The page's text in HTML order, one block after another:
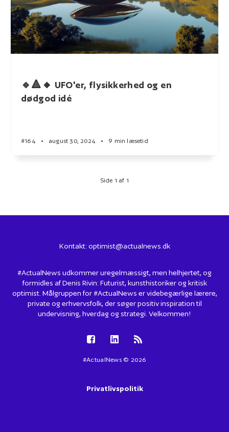
🔹🔺🔸 UFO'er, flysikkerhed og en
dødgod idé
#164 • august 30, 2024 • 9 min læsetid
Side 1 af 1
Kontakt: optimist@actualnews.dk
#ActualNews udkommer uregelmæssigt, men helhjertet, og
formidles af Denis Rivin: Futurist, kunsthistoriker og kritisk
optimist. Målgruppen for #ActualNews er videbegærlige lærere,
private og erhvervsfolk, der søger positiv inspiration til
undervisning, hverdag og strategi. Velkommen!
#ActualNews © 2026
Privatlivspolitik